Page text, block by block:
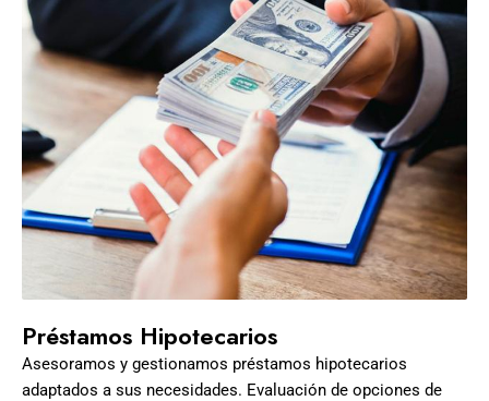
Préstamos Hipotecarios
Asesoramos y gestionamos préstamos hipotecarios
adaptados a sus necesidades. Evaluación de opciones de